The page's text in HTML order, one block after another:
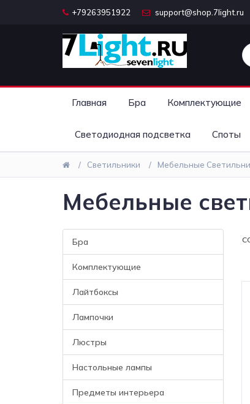
+79263951922 support@shop.7light.ru
Главная Бра Комплектующие
Светодиодная подсветка Споты
Светильники Мебельные
Мебельные
Бра
Комплектующие
Лайтбоксы
Лампочки
Люстры
Настольные лампы
Предметы интерьера